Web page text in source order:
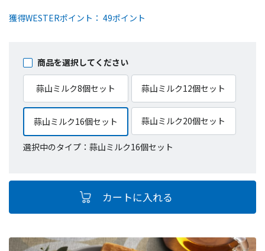
獲得WESTERポイント： 49ポイント
商品を選択してください
蒜山ミルク8個セット 蒜山ミルク12個セット
蒜山ミルク16個セット 蒜山ミルク20個セット
選択中のタイプ：蒜山ミルク16個セット